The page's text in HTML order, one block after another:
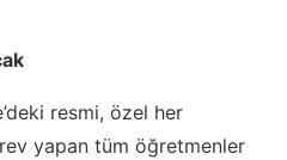
resmi, özel her
yapan tüm öğretmenler